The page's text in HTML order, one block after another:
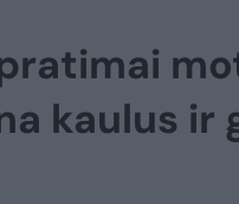
kaulus ir